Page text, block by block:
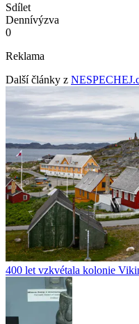
Sdílet
Dennívýzva
0
Reklama
Další články z
400 let vzkvétala kolonie